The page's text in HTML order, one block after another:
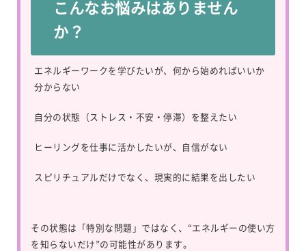
こんなお悩みはありません
か？
エネルギーワークを学びたいが、何から始めればいいか
分からない
自分の状態（ストレス・不安・停滞）を整えたい
ヒーリングを仕事に活かしたいが、自信がない
スピリチュアルだけでなく、現実的に結果を出したい
その状態は「特別な問題」ではなく、“エネルギーの使い方
を知らないだけ”の可能性があります。